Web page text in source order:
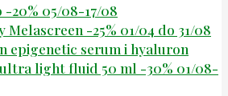
-20% 05/08-17/08
Melascreen -25% 01/04 do 31/08
epigenetic serum i hyaluron
light fluid 50 ml -30% 01/08-